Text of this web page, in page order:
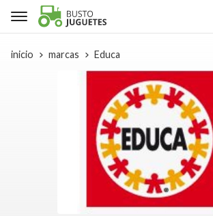
inicio marcas Educa